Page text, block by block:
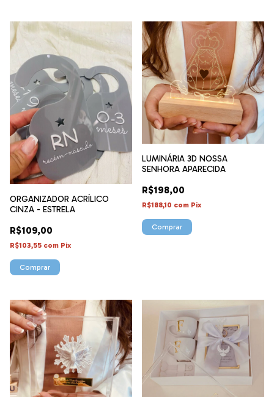
ORGANIZADOR ACRÍLICO
CINZA - ESTRELA
R$109,00
R$103,55 com Pix
Comprar
LUMINÁRIA 3D NOSSA
SENHORA APARECIDA
R$198,00
R$188,10 com Pix